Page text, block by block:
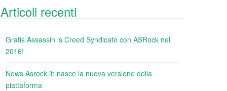
Articoli recenti
Gratis Assassin ‘s Creed Syndicate con ASRock nel
2016!
News Asrock.it: nasce la nuova versione della
piattaforma